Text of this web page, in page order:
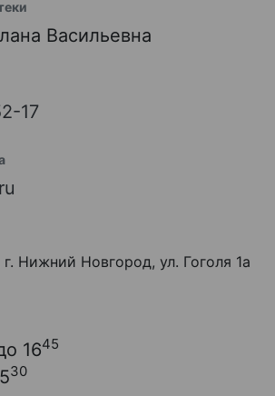
Васильевна
17
Нижний Новгород, ул. Гоголя 1а
1645
30